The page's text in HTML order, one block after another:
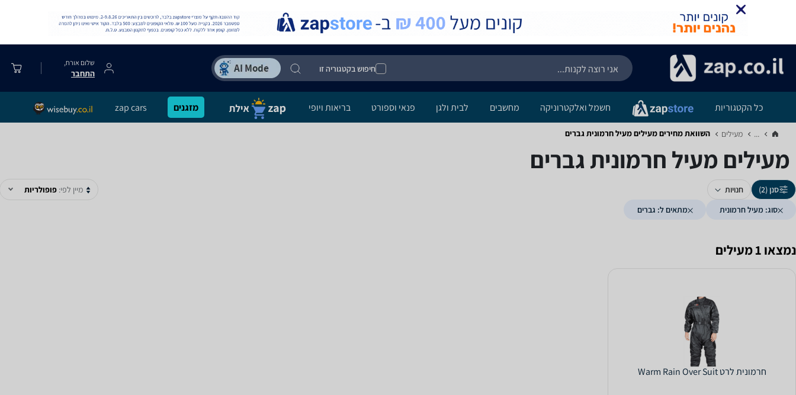
חיפוש בקטגוריה זו
שלום אורח,
התחבר
כל הקטגוריות חשמל ואלקטרוניקה מחשבים לבית ולגן פנאי וספורט בריאות ויופי מזגנים zap cars
... מעילים‏ השוואת מחירים מעילים ‏מעיל חרמונית ‏גברים
מעילים ‏מעיל חרמונית ‏גברים
סנן (2)
חנויות
סוג: מעיל חרמונית
מתאים ל: גברים
מיין לפי: פופולריות
נמצאו 1 מעילים
חרמונית לרט Warm Rain Over Suit